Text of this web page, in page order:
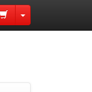
Toggle Dropdown